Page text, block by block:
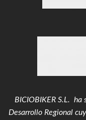
BICIOBIKER S.L. ha
Desarrollo Regional